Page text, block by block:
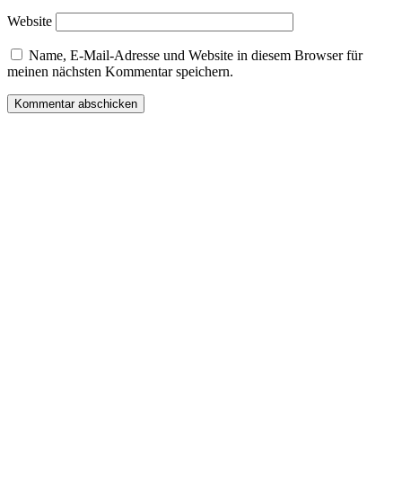
Website
Name, E-Mail-Adresse und Website in diesem Browser für
meinen nächsten Kommentar speichern.